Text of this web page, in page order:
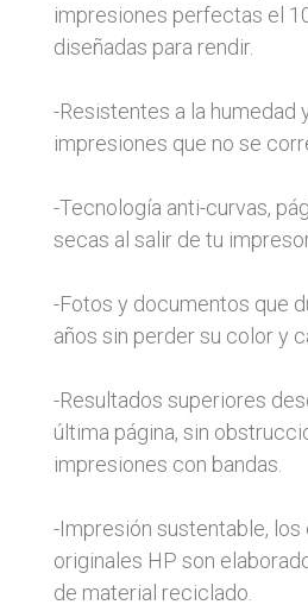
impresiones perfectas el
diseñadas para rendir.
-Resistentes a la humedad
impresiones que no se
-Tecnología anti-curvas,
secas al salir de tu
-Fotos y documentos que
años sin perder su color y
-Resultados superiores
última página, sin
impresiones con bandas.
-Impresión sustentable, los
originales HP son
de material reciclado.